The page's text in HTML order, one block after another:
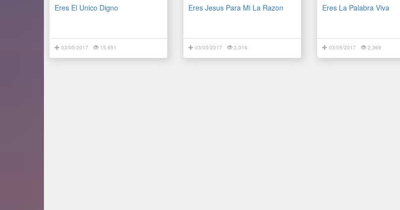
Eres El Unico Digno
03/05/2017 15.651
Eres Jesus Para Mi La Razon
03/05/2017 2.016
Eres La Palabra Viva
03/05/2017 2.369